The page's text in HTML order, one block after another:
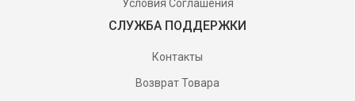
Условия Соглашения
СЛУЖБА ПОДДЕРЖКИ
Контакты
Возврат Товара